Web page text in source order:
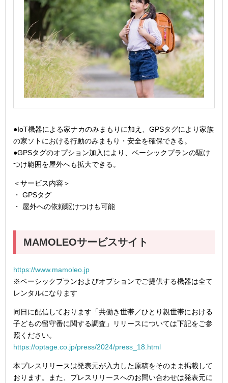
●IoT機器による家ナカのみまもりに加え、GPSタグにより家族
の家ソトにおける行動のみまもり・安全を確保できる。
●GPSタグのオプション加入により、ベーシックプランの駆け
つけ範囲を屋外へも拡大できる。
＜サービス内容＞
・ GPSタグ
・ 屋外への依頼駆けつけも可能
MAMOLEOサービスサイト
https://www.mamoleo.jp
※ベーシックプランおよびオプションでご提供する機器は全て
レンタルになります
同日に配信しております「共働き世帯／ひとり親世帯における
子どもの留守番に関する調査」リリースについては下記をご参
照ください。
https://optage.co.jp/press/2024/press_18.html
本プレスリリースは発表元が入力した原稿をそのまま掲載して
おります。また、プレスリリースへのお問い合わせは発表元に